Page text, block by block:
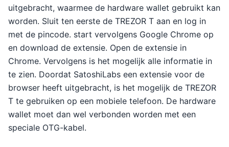
uitgebracht, waarmee de hardware wallet gebruikt kan
worden. Sluit ten eerste de TREZOR T aan en log in
met de pincode. start vervolgens Google Chrome op
en download de extensie. Open de extensie in
Chrome. Vervolgens is het mogelijk alle informatie in
te zien. Doordat SatoshiLabs een extensie voor de
browser heeft uitgebracht, is het mogelijk de TREZOR
T te gebruiken op een mobiele telefoon. De hardware
wallet moet dan wel verbonden worden met een
speciale OTG-kabel.